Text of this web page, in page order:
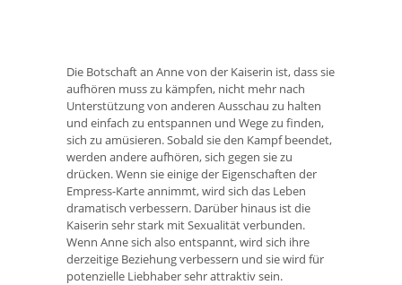
Die Botschaft an Anne von der Kaiserin ist, dass sie
aufhören muss zu kämpfen, nicht mehr nach
Unterstützung von anderen Ausschau zu halten
und einfach zu entspannen und Wege zu finden,
sich zu amüsieren. Sobald sie den Kampf beendet,
werden andere aufhören, sich gegen sie zu
drücken. Wenn sie einige der Eigenschaften der
Empress-Karte annimmt, wird sich das Leben
dramatisch verbessern. Darüber hinaus ist die
Kaiserin sehr stark mit Sexualität verbunden.
Wenn Anne sich also entspannt, wird sich ihre
derzeitige Beziehung verbessern und sie wird für
potenzielle Liebhaber sehr attraktiv sein.